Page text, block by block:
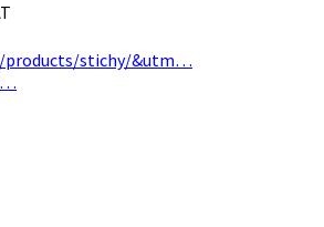
products/stichy/&utm…